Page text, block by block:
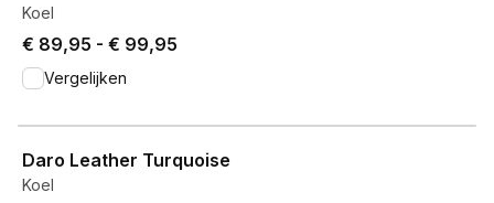
Koel
Price from € 89,95 to € 99,95.
€ 89,95 - € 99,95
Vergelijken
Daro Leather Turquoise
Koel